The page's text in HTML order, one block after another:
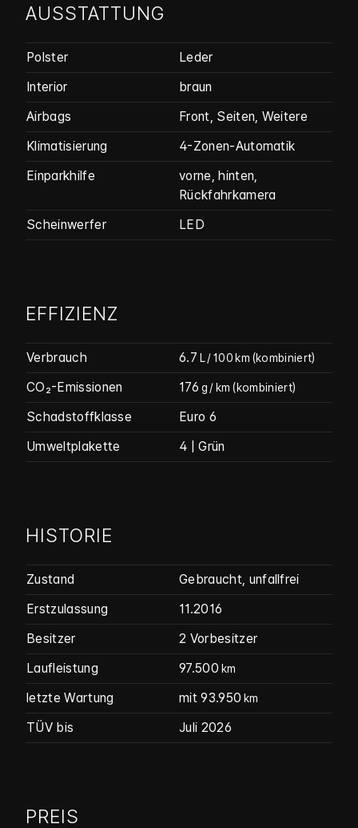
HISTORIE
Zustand Gebraucht, unfallfrei
Erstzulassung
11.2016
Besitzer
2 Vorbesitzer
Laufleistung
97.500 km
letzte Wartung mit 93.950 km
TÜV bis Juli 2026
PREIS
AUSSTATTUNG
Polster
Leder
Interior
braun
Airbags
Front, Seiten, Weitere
Klimatisierung
4-Zonen-Automatik
Einparkhilfe
vorne, hinten,
Rückfahrkamera
Scheinwerfer
LED
EFFIZIENZ
Verbrauch 6.7 L / 100 km (kombiniert)
CO₂-Emissionen 176 g / km (kombiniert)
Schadstoffklasse
Euro 6
Umweltplakette
4 | Grün